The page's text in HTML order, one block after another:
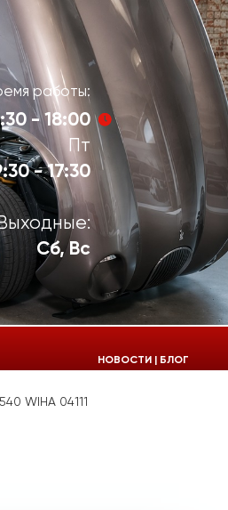
работы:
- 18:00
Пт
- 17:30
Сб, Вс
НОВОСТИ | БЛОГ
WIHA 04111